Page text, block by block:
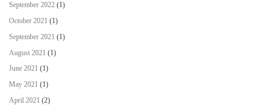
September 2022 (1)
October 2021 (1)
September 2021 (1)
August 2021 (1)
June 2021 (1)
May 2021 (1)
April 2021 (2)